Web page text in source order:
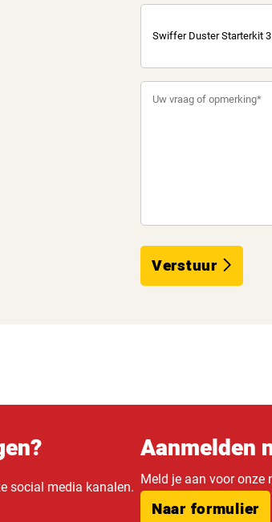
Verstuur
social media kanalen.
Aanmelden
Meld je aan voor onze
Naar formulier